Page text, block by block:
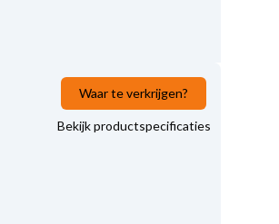
Waar te verkrijgen?
Bekijk productspecificaties